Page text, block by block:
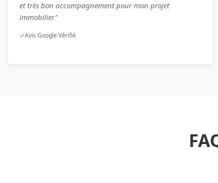
et très bon accompagnement pour mon projet
immobilier"
✓Avis Google Vérifié